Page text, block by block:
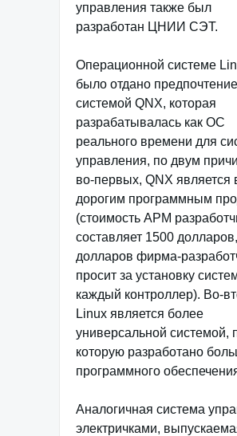
управления также был
разработан ЦНИИ СЭТ.
Операционной системе
было отдано
системой QNX, которая
разрабатывалась как ОС
реального времени для
управления, по двум
во-первых, QNX является
дорогим программным
(стоимость АРМ
составляет 1500
долларов фирма-
просит за установку
каждый контроллер). Во-
Linux является более
универсальной системой,
которую разработано
программного
Аналогичная система
электричками,